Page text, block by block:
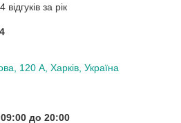
за рік
120 А, Харків, Україна
до 20:00